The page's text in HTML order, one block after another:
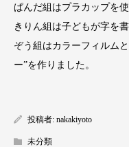
ぱんだ組はプラカップを
きりん組は子どもが字を
ぞう組はカラーフィルム
ー”を作りました。
投稿者: nakakiyoto
未分類